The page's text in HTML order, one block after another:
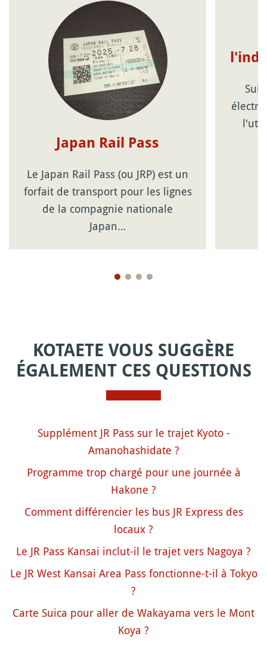
Japan Rail Pass
Le Japan Rail Pass (ou JRP) est un
forfait de transport pour les lignes
de la compagnie nationale
Japan…
KOTAETE VOUS SUGGÈRE
ÉGALEMENT CES QUESTIONS
Supplément JR Pass sur le trajet Kyoto -
Amanohashidate ?
Programme trop chargé pour une journée à
Hakone ?
Comment différencier les bus JR Express des
locaux ?
Le JR Pass Kansai inclut-il le trajet vers Nagoya ?
Le JR West Kansai Area Pass fonctionne-t-il à Tokyo
?
Carte Suica pour aller de Wakayama vers le Mont
Koya ?